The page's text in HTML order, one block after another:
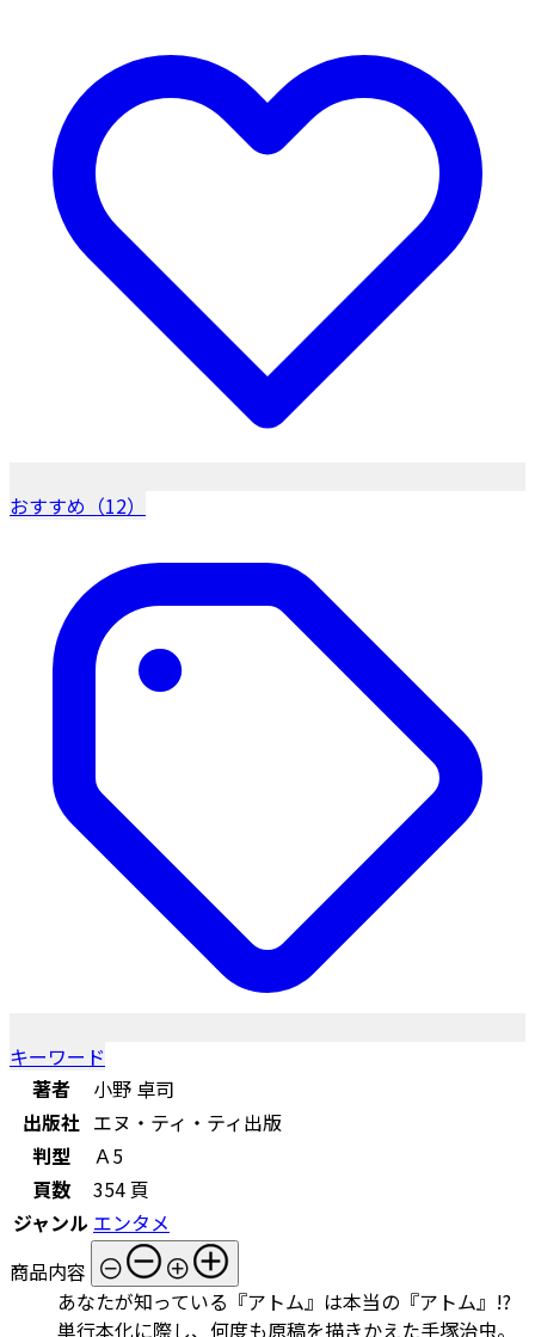
おすすめ（12）
キーワード
著者
小野 卓司
出版社 エヌ・ティ・ティ出版
判型
Ａ5
頁数
354 頁
ジャンル エンタメ
商品内容
あなたが知っている『アトム』は本当の『アトム』!?
単行本化に際し、何度も原稿を描きかえた手塚治虫。